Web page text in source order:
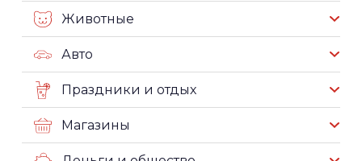
Животные
Авто
Праздники и отдых
Магазины